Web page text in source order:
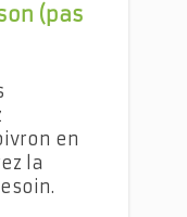
(pas
en
la